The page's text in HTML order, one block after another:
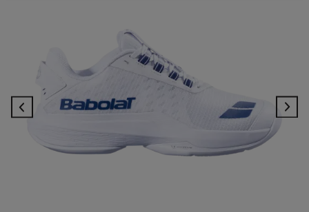
Previous